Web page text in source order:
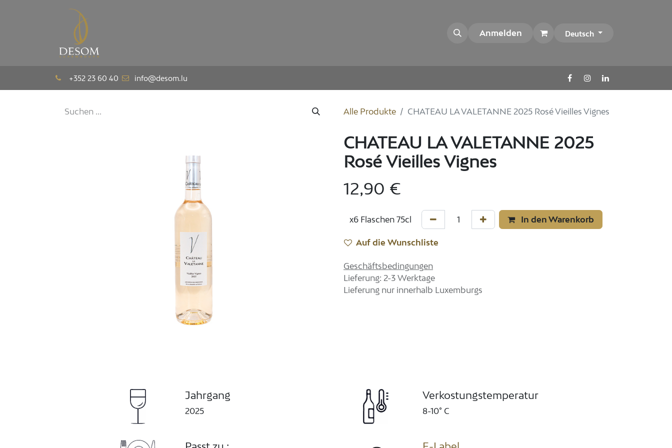
Anmelden Deutsch
+352 23 60 40 info@desom.lu
Alle Produkte CHATEAU LA VALETANNE 2025 Rosé Vieilles Vignes
CHATEAU LA VALETANNE 2025
Rosé Vieilles Vignes
12,90 €
In den Warenkorb
Auf die Wunschliste
Geschäftsbedingungen
Lieferung: 2-3 Werktage
Lieferung nur innerhalb Luxemburgs
Jahrgang
2025
Verkostungstemperatur
8-10° C